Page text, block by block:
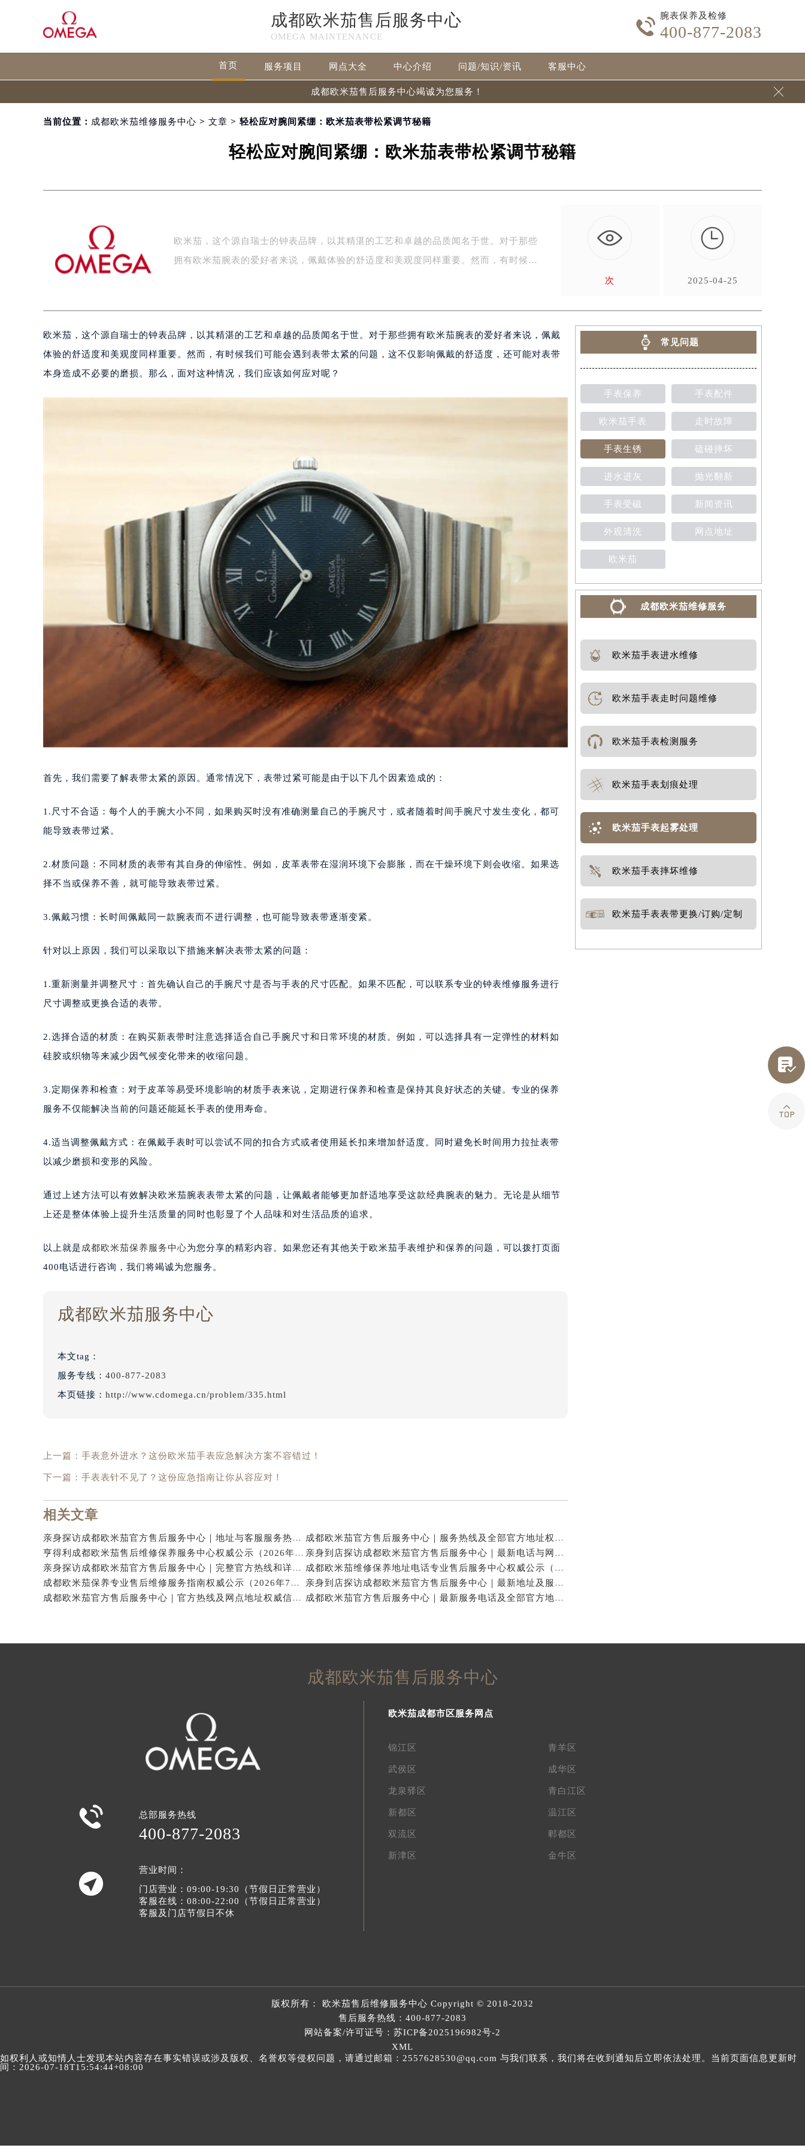
成都欧米茄售后服务中心
OMEGA MAINTENANCE

腕表保养及检修
400-877-2083
首页 服务项目 网点大全 中心介绍 问题/知识/资讯 客服中心
成都欧米茄售后服务中心竭诚为您服务！ 
当前位置： 成都欧米茄维修服务中心 > 文章 > 轻松应对腕间紧绷：欧米茄表带松紧调节秘籍
轻松应对腕间紧绷：欧米茄表带松紧调节秘籍
欧米茄，这个源自瑞士的钟表品牌，以其精湛的工艺和卓越的品质闻名于世。对于那些
拥有欧米茄腕表的爱好者来说，佩戴体验的舒适度和美观度同样重要。然而，有时候…
次

2025-04-25
欧米茄，这个源自瑞士的钟表品牌，以其精湛的工艺和卓越的品质闻名于世。对于那些拥有欧米茄腕表的爱好者来说，佩戴
体验的舒适度和美观度同样重要。然而，有时候我们可能会遇到表带太紧的问题，这不仅影响佩戴的舒适度，还可能对表带
本身造成不必要的磨损。那么，面对这种情况，我们应该如何应对呢？
首先，我们需要了解表带太紧的原因。通常情况下，表带过紧可能是由于以下几个因素造成的：
1.尺寸不合适：每个人的手腕大小不同，如果购买时没有准确测量自己的手腕尺寸，或者随着时间手腕尺寸发生变化，都可
能导致表带过紧。
2.材质问题：不同材质的表带有其自身的伸缩性。例如，皮革表带在湿润环境下会膨胀，而在干燥环境下则会收缩。如果选
择不当或保养不善，就可能导致表带过紧。
3.佩戴习惯：长时间佩戴同一款腕表而不进行调整，也可能导致表带逐渐变紧。
针对以上原因，我们可以采取以下措施来解决表带太紧的问题：
1.重新测量并调整尺寸：首先确认自己的手腕尺寸是否与手表的尺寸匹配。如果不匹配，可以联系专业的钟表维修服务进行
尺寸调整或更换合适的表带。
2.选择合适的材质：在购买新表带时注意选择适合自己手腕尺寸和日常环境的材质。例如，可以选择具有一定弹性的材料如
硅胶或织物等来减少因气候变化带来的收缩问题。
3.定期保养和检查：对于皮革等易受环境影响的材质手表来说，定期进行保养和检查是保持其良好状态的关键。专业的保养
服务不仅能解决当前的问题还能延长手表的使用寿命。
4.适当调整佩戴方式：在佩戴手表时可以尝试不同的扣合方式或者使用延长扣来增加舒适度。同时避免长时间用力拉扯表带
以减少磨损和变形的风险。
通过上述方法可以有效解决欧米茄腕表表带太紧的问题，让佩戴者能够更加舒适地享受这款经典腕表的魅力。无论是从细节
上还是整体体验上提升生活质量的同时也彰显了个人品味和对生活品质的追求。
以上就是 成都欧米茄保养服务中心为您分享的精彩内容。如果您还有其他关于欧米茄手表维护和保养的问题，可以拨打页面
400电话进行咨询，我们将竭诚为您服务。
成都欧米茄服务中心
本文tag：
服务专线： 400-877-2083
本页链接： http://www.cdomega.cn/problem/335.html
上一篇： 手表意外进水？这份欧米茄手表应急解决方案不容错过！
下一篇： 手表表针不见了？这份应急指南让你从容应对！
相关文章
亲身探访成都欧米茄官方售后服务中心｜地址与客服服务热线（2026年7月最新）
成都欧米茄官方售后服务中心｜服务热线及全部官方地址权威信息公示（2026年7月最新）
亨得利成都欧米茄售后维修保养服务中心权威公示（2026年7月最新）
亲身到店探访成都欧米茄官方售后服务中心｜最新电话与网点地址（2026年7月最新）
亲身探访成都欧米茄官方售后服务中心｜完整官方热线和详细地址（2026年7月最新）
成都欧米茄维修保养地址电话专业售后服务中心权威公示（2026年7月最新）
成都欧米茄保养专业售后维修服务指南权威公示（2026年7月最新）
亲身到店探访成都欧米茄官方售后服务中心｜最新地址及服务热线（2026年7月最新）
成都欧米茄官方售后服务中心｜官方热线及网点地址权威信息公示（2026年7月最新）
成都欧米茄官方售后服务中心｜最新服务电话及全部官方地址权威信息公示（2026年7月最新）
常见问题
手表保养 手表配件
欧米茄手表 走时故障
手表生锈 磕碰摔坏
进水进灰 抛光翻新
手表受磁 新闻资讯
外观清洗 网点地址
欧米茄
成都欧米茄维修服务
欧米茄手表进水维修
欧米茄手表走时问题维修
欧米茄手表检测服务
欧米茄手表划痕处理
欧米茄手表起雾处理
欧米茄手表摔坏维修
欧米茄手表表带更换/订购/定制
成都欧米茄售后服务中心
 总部服务热线
400-877-2083

营业时间：
门店营业：09:00-19:30（节假日正常营业）
客服在线：08:00-22:00（节假日正常营业）
客服及门店节假日不休
欧米茄成都市区服务网点
锦江区 青羊区
武侯区 成华区
龙泉驿区 青白江区
新都区 温江区
双流区 郫都区
新津区 金牛区
版权所有： 欧米茄售后维修服务中心 Copyright © 2018-2032
售后服务热线： 400-877-2083
网站备案/许可证号：苏ICP备2025196982号-2
XML
如权利人或知情人士发现本站内容存在事实错误或涉及版权、名誉权等侵权问题，请通过邮箱：2557628530@qq.com 与我们联系，我们将在收到通知后立即依法处理。当前页面信息更新时
间：2026-07-18T15:54:44+08:00

